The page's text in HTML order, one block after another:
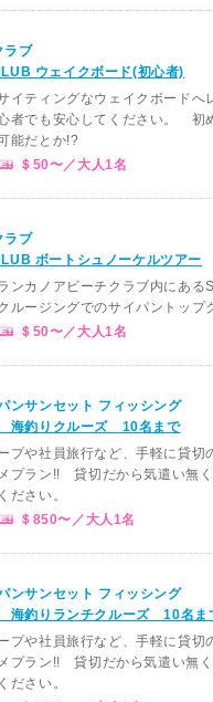
ラブ
ウェイクボード(初心者)
イティングなウェイクボード
者でも安心してください。 初
能だとか!?
＄50〜／大人1名
ラブ
ボートシュノーケルツアー
ンカノアビーチクラブ内にあ
ルージングでのサイパントッ
＄50〜／大人1名
ンサンセット フィッシング
海釣りクルーズ 10名まで
プや社員旅行など、手軽に貸切
プラン!! 貸切だから気遣い無
ださい。
＄850〜／大人1名
ンサンセット フィッシング
海釣りランチクルーズ 10名ま
プや社員旅行など、手軽に貸切
プラン!! 貸切だから気遣い無
ださい。